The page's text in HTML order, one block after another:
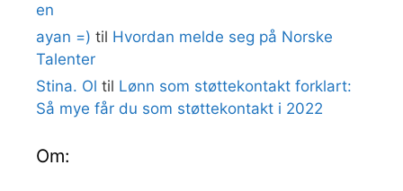
en
ayan =) til Hvordan melde seg på Norske
Talenter
Stina. Ol til Lønn som støttekontakt forklart:
Så mye får du som støttekontakt i 2022
Om: